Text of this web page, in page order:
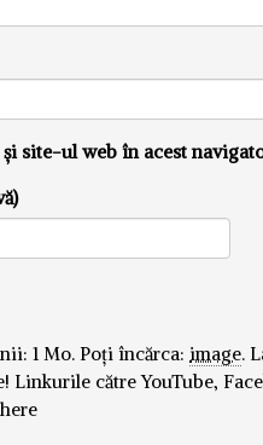
site-ul web în acest
1 Mo. Poți încărca: image.
Linkurile către YouTube,